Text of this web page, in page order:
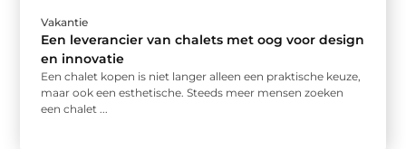
Vakantie
Een leverancier van chalets met oog voor design
en innovatie
Een chalet kopen is niet langer alleen een praktische keuze,
maar ook een esthetische. Steeds meer mensen zoeken
een chalet ...